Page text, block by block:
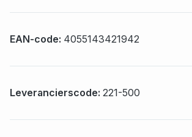
EAN-code: 4055143421942
Leverancierscode: 221-500